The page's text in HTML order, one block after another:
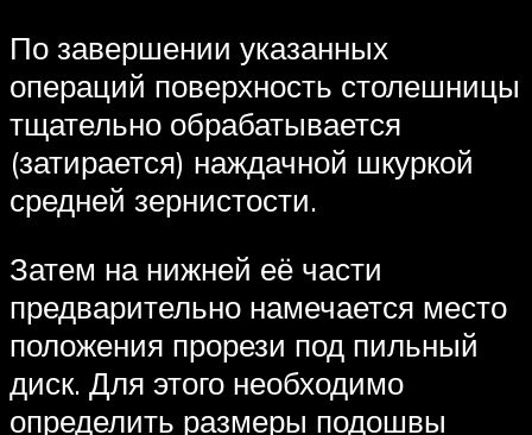
По завершении указанных
операций поверхность столешницы
тщательно обрабатывается
(затирается) наждачной шкуркой
средней зернистости.
Затем на нижней её части
предварительно намечается место
положения прорези под пильный
диск. Для этого необходимо
определить размеры подошвы